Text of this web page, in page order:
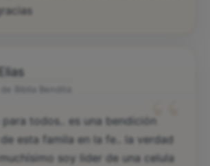
“
para todos.. es una bendición
esta famila en la fe.. la verdad
soy lider de una celula